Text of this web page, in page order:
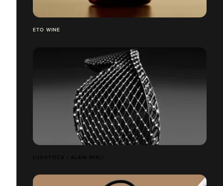
ETO WINE
LUXOTTICA / ALAIN MIKLI